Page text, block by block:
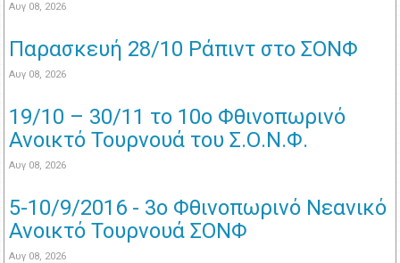
Αυγ 08, 2026
Παρασκευή 28/10 Ράπιντ στο ΣΟΝΦ
Αυγ 08, 2026
19/10 – 30/11 το 10ο Φθινοπωρινό
Ανοικτό Τουρνουά του Σ.Ο.Ν.Φ.
Αυγ 08, 2026
5-10/9/2016 - 3o Φθινοπωρινό Νεανικό
Ανοικτό Τουρνουά ΣΟΝΦ
Αυγ 08, 2026